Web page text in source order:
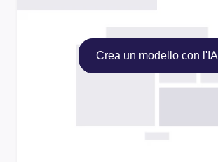
Crea un modello con l'IA